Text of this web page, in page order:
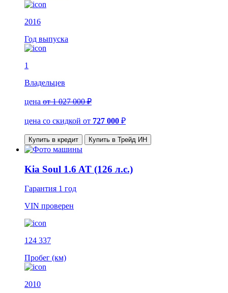
2016
Год выпуска
1
Владельцев
цена от 1 027 000 ₽
цена со скидкой от 727 000 ₽
Купить в кредит Купить в Трейд ИН
Kia Soul 1.6 AT (126 л.с.)
Гарантия 1 год
VIN проверен
124 337
Пробег (км)
2010